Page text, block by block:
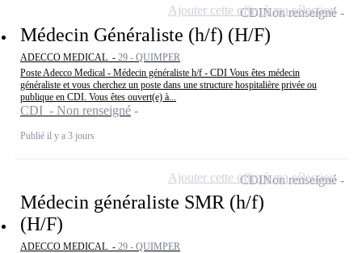
Médecin Généraliste (h/f) (H/F)
ADECCO MEDICAL - 29 - QUIMPER
Poste Adecco Medical - Médecin généraliste h/f - CDI Vous êtes médecin
généraliste et vous cherchez un poste dans une structure hospitalière privée ou
publique en CDI. Vous êtes ouvert(e) à...
CDI - Non renseigné
Publié il y a 3 jours
CDINon renseigné
Ajouter cette offre à ma sélection
Médecin généraliste SMR (h/f)
(H/F)
ADECCO MEDICAL - 29 - QUIMPER
CDINon renseigné
Ajouter cette offre à ma sélection